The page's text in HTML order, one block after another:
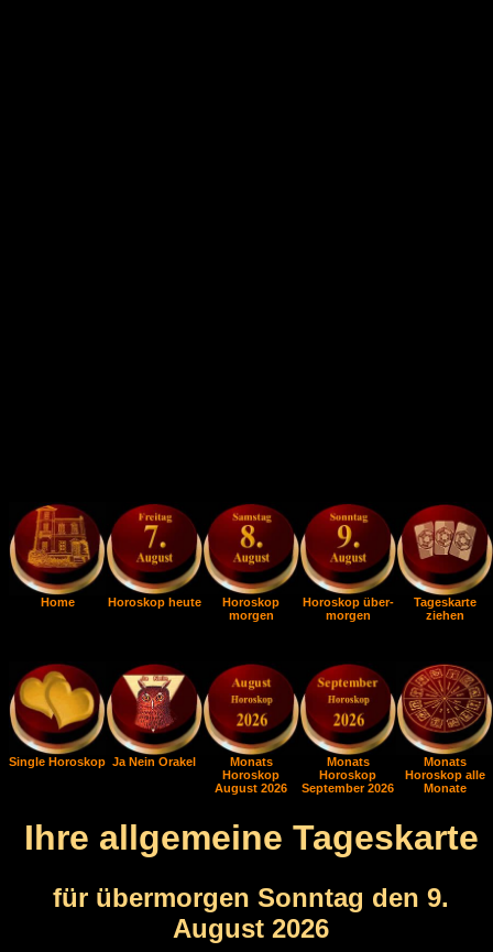
Home Horoskop heute
Horoskop
morgen
Horoskop über-
morgen
Tageskarte
ziehen
Single Horoskop Ja Nein Orakel
Monats
Horoskop
August 2026
Monats
Horoskop
September 2026
Monats
Horoskop alle
Monate
Ihre allgemeine Tageskarte
für übermorgen Sonntag den 9.
August 2026